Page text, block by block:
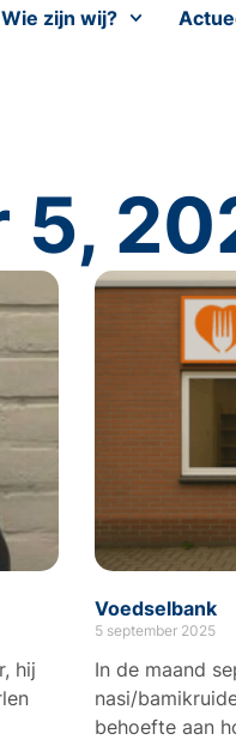
Wie zijn wij?
5,
hij
Voedselbank
5 september 2025
In de maand
nasi/
behoefte aan